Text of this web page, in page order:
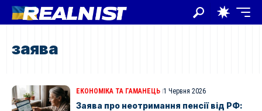
заява
ЕКОНОМІКА ТА ГАМАНЕЦЬ 1 Червня 2026
Заява про неотримання пенсії від РФ: